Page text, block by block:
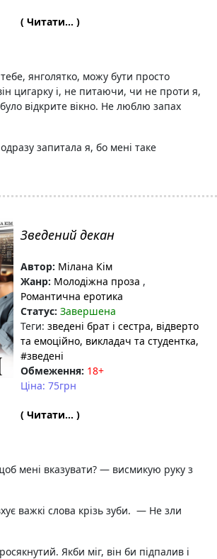
( Читати... )
янголятко, можу бути просто
цигарку і, не питаючи, чи не проти я,
відкрите вікно. Не люблю запах
запитала я, бо мені таке
Зведений декан
Автор: Мілана Кім
Жанр: Молодіжна проза ,
Романтична еротика
Статус: Завершена
Теги: зведені брат і сестра, відверто
та емоційно, викладач та студентка,
#зведені
Обмеження: 18+
Ціна: 75грн
( Читати... )
мені вказувати? — висмикую руку з
важкі слова крізь зуби. — Не зли
Якби міг, він би підпалив і